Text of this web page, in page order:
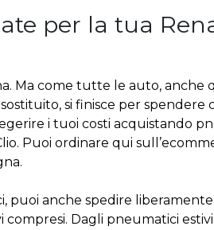
per la tua
Ma come tutte le auto, anche
si finisce per
i tuoi costi acquistando
Puoi ordinare qui
puoi anche spedire liberamente
Dagli pneumatici